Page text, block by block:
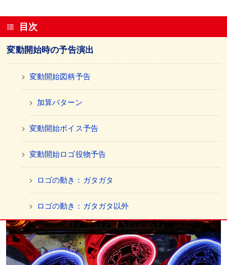
目次
変動開始時の予告演出
変動開始図柄予告
加算パターン
変動開始ボイス予告
変動開始ロゴ役物予告
ロゴの動き：ガタガタ
ロゴの動き：ガタガタ以外
変動開始TF役物予告
ロゴの可動時間と動き